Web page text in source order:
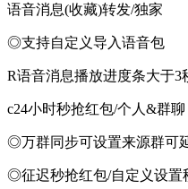
语音消息(收藏)转发/独家
◎支持自定义导入语音包
R语音消息播放进度条大于3
c24小时秒抢红包/个人&群聊
◎万群同步可设置来源群可
◎征迟秒抢红包/自定义设置